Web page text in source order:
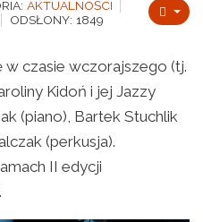
AKTUALNOŚCI
ODSŁONY: 1849
w czasie wczorajszego (tj.
Kidoń i jej Jazzy
(piano), Bartek Stuchlik
(perkusja).
II edycji